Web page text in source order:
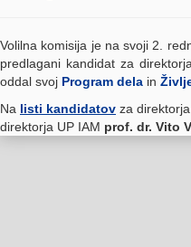
Volilna komisija je na svoji 2.
predlagani kandidat za
oddal svoj Program dela in
Na listi kandidatov za
direktorja UP IAM prof. dr. Vito